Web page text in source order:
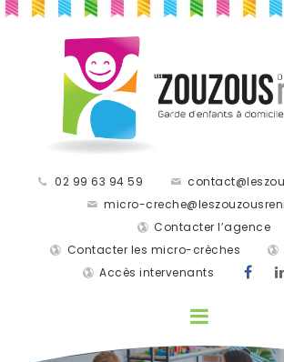
02 99 63 94 59
micro-
Contacter l’agence
Contacter les micro-crèches
Accès intervenants